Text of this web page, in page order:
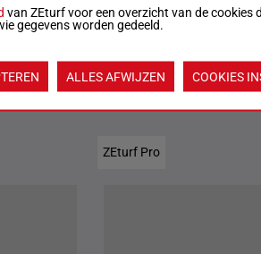
ZEturf Pro
van ZEturf voor een overzicht van de cookies
gegevens worden gedeeld.
ALLES AFWIJZEN COOKIES